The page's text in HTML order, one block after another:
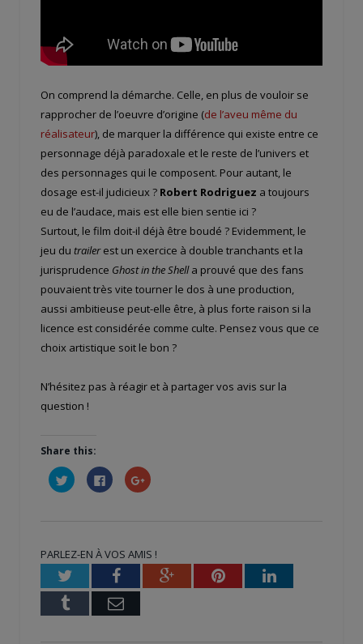
On comprend la démarche. Celle, en plus de vouloir se
rapprocher de l’oeuvre d’origine (de l’aveu même du
réalisateur), de marquer la différence qui existe entre ce
personnage déjà paradoxale et le reste de l’univers et
des personnages qui le composent. Pour autant, le
dosage est-il judicieux ? Robert Rodriguez a toujours
eu de l’audace, mais est elle bien sentie ici ?
Surtout, le film doit-il déjà être boudé ? Evidemment, le
jeu du trailerest un exercice à double tranchants et la
jurisprudence Ghost in the Shella prouvé que des fans
pouvaient très vite tourner le dos à une production,
aussi ambitieuse peut-elle être, à plus forte raison si la
licence est considérée comme culte. Pensez vous que ce
choix artistique soit le bon ?
N’hésitez pas à réagir et à partager vos avis sur la
question !
Share this:
Cliquez
pour
partager
fenêtre)
Cliquez
pour
partager
fenêtre)
Cliquez
pour
nouvelle
fenêtre)
PARLEZ-EN À VOS AMIS !
TwitterFacebookGoogle+PinterestLinkedIn
Tumblr Email